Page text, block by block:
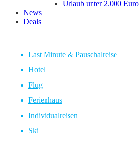
Urlaub unter 2.000 Euro
News
Deals
Last Minute & Pauschalreise
Hotel
Flug
Ferienhaus
Individualreisen
Ski